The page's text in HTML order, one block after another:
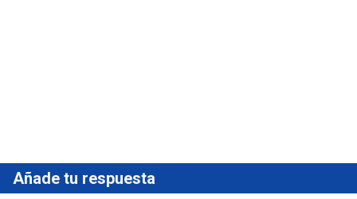
Añade tu respuesta